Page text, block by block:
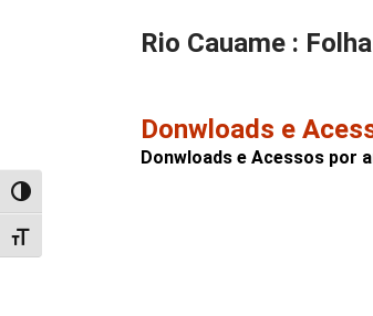
Alternar alto contraste
Alternar tamanho da fonte
Rio Cauame :
Donwloads e
Donwloads e Acessos por